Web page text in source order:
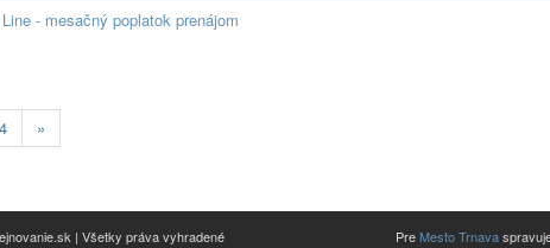
- mesačný poplatok prenájom
4 »
| Všetky práva vyhradené PreMesto Trnava